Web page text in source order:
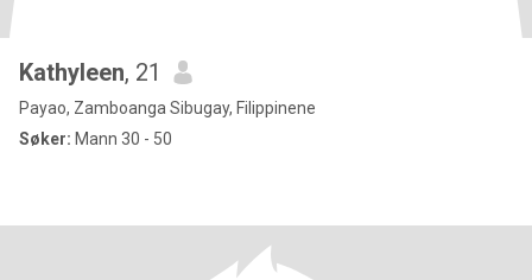
Kathyleen, 21
Payao, Zamboanga Sibugay, Filippinene
Søker: Mann 30 - 50